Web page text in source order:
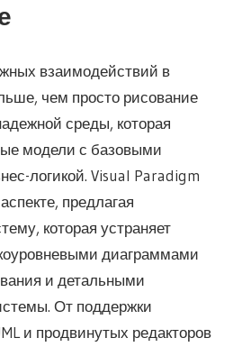
взаимодействий в
чем просто рисование
среды, которая
модели с базовыми
логикой. Visual Paradigm
предлагая
которая устраняет
диаграммами
и детальными
От поддержки
и продвинутых редакторов